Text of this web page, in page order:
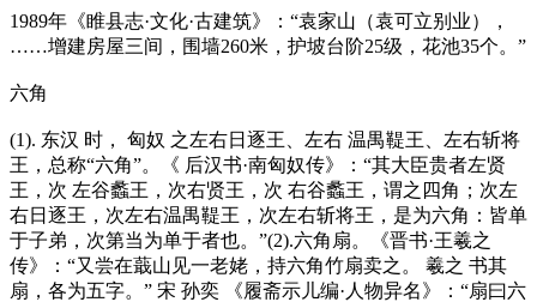
1989年《睢县志·文化·古建筑》：“袁家山（袁可立别业），
……增建房屋三间，围墙260米，护坡台阶25级，花池35个。”
六角
(1). 东汉 时， 匈奴 之左右日逐王、左右 温禺鞮王、左右斩将
王，总称“六角”。《 后汉书·南匈奴传》：“其大臣贵者左贤
王，次 左谷蠡王，次右贤王，次 右谷蠡王，谓之四角；次左
右日逐王，次左右温禺鞮王，次左右斩将王，是为六角：皆单
于子弟，次第当为单于者也。”(2).六角扇。《晋书·王羲之
传》：“又尝在蕺山见一老姥，持六角竹扇卖之。 羲之 书其
扇，各为五字。” 宋 孙奕 《履斋示儿编·人物异名》：“扇曰六